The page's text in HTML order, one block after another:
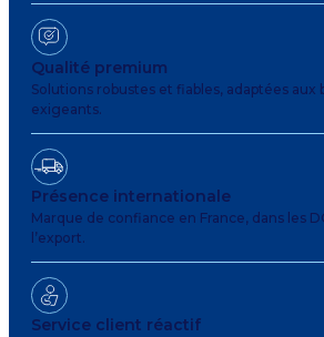
Qualité premium
Solutions robustes et fiables, adaptées aux
exigeants.
Présence internationale
Marque de confiance en France, dans les
l’export.
Service client réactif